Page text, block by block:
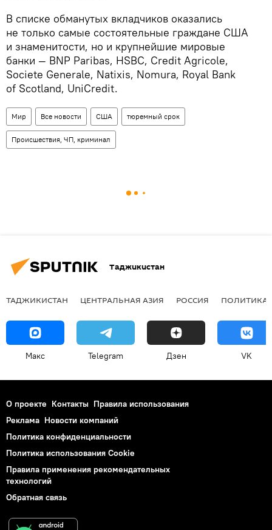
В списке обманутых вкладчиков оказались
не только самые состоятельные граждане США
и знаменитости, но и крупнейшие мировые
банки — BNP Paribas, HSBC, Credit Agricole,
Societe Generale, Natixis, Nomura, Royal Bank
of Scotland, UniCredit.
Мир Все новости США тюремный срок
Происшествия, ЧП, криминал
Таджикистан
ТАДЖИКИСТАН ЦЕНТРАЛЬНАЯ АЗИЯ РОССИЯ ПОЛИТИКА
Макс Telegram Дзен VK
О проекте Контакты Правила использования
Реклама Новости компаний
Политика конфиденциальности
Политика использования Cookie
Правила применения рекомендательных
технологий
Обратная связь